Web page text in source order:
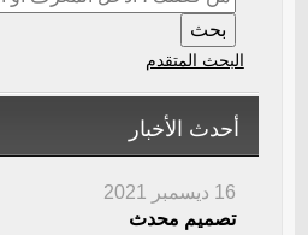
البحث المتقدم
أحدث الأخبار
16 ديسمبر 2021
تصميم محدث